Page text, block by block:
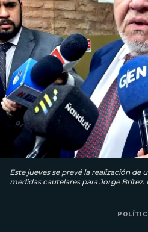
Este jueves se prevé la realización de
medidas cautelares para Jorge